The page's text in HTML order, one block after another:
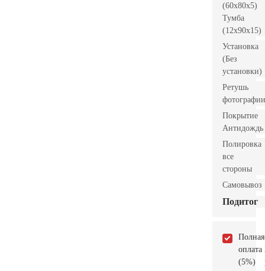
(60x80x5)
Тумба
(12x90x15)
Установка
(Без
установки)
Ретушь
фотографии
Покрытие
Антидождь
Полировка
все
стороны
Самовывоз
Подитог
Полная
оплата
(5%)